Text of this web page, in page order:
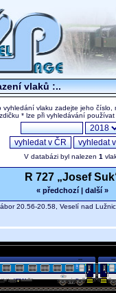
vlaků :..
vyhledání vlaku zadejte jeho číslo,
* lze při vyhledávání
V databázi byl nalezen 1
R 727 „Josef
« předchozí| další »
20.56-20.58, Veselí nad